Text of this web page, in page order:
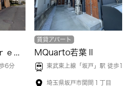
6分
賃貸アパート
MQuarto若葉Ⅱ
東武東上線「坂戸 」駅 徒歩12
埼玉県坂戸市関間１丁目